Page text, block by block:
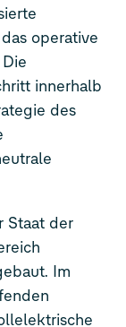
operative
innerhalb
des
Staat der
Im